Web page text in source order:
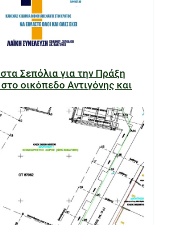
Σεπόλια για την Πράξη
οικόπεδο Αντιγόνης και